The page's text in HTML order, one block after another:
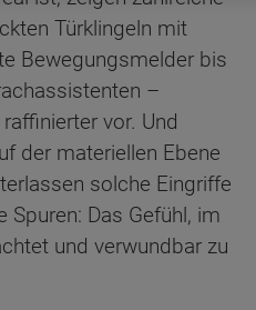
Türklingeln mit
Bewegungsmelder bis
–
vor. Und
der materiellen Ebene
solche Eingriffe
Das Gefühl, im
und verwundbar zu